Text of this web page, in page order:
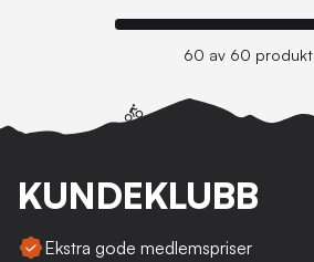
60 av 60 produkt
KUNDEKLUBB
Ekstra gode medlemspriser